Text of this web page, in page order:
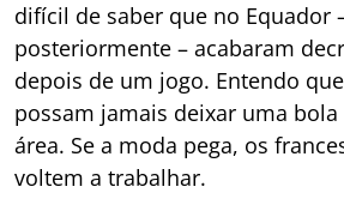
difícil de saber que no Equador
posteriormente – acabaram
depois de um jogo. Entendo
possam jamais deixar uma
área. Se a moda pega, os
voltem a trabalhar.